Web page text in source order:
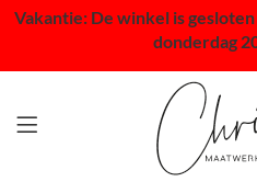
Vakantie: De winkel is
donderdag